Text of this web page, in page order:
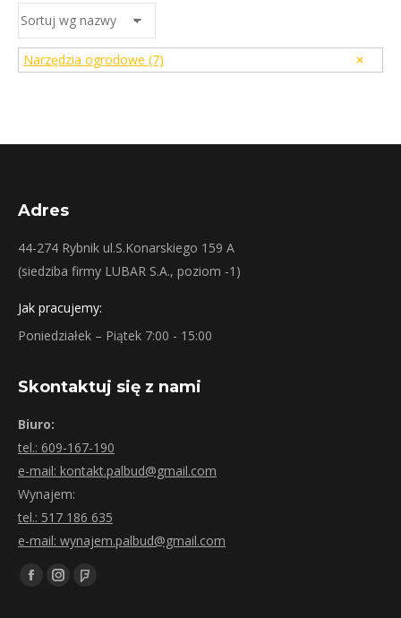
Narzędzia ogrodowe (7)
Adres
44-274 Rybnik ul.S.Konarskiego 159 A
(siedziba firmy LUBAR S.A., poziom -1)
Jak pracujemy:
Poniedziałek – Piątek 7:00 - 15:00
Skontaktuj się z nami
Biuro:
tel.: 609-167-190
e-mail: kontakt.palbud@gmail.com
Wynajem:
tel.: 517 186 635
e-mail: wynajem.palbud@gmail.com
Znajdź nas na:
Facebook
InstagramFoursquare